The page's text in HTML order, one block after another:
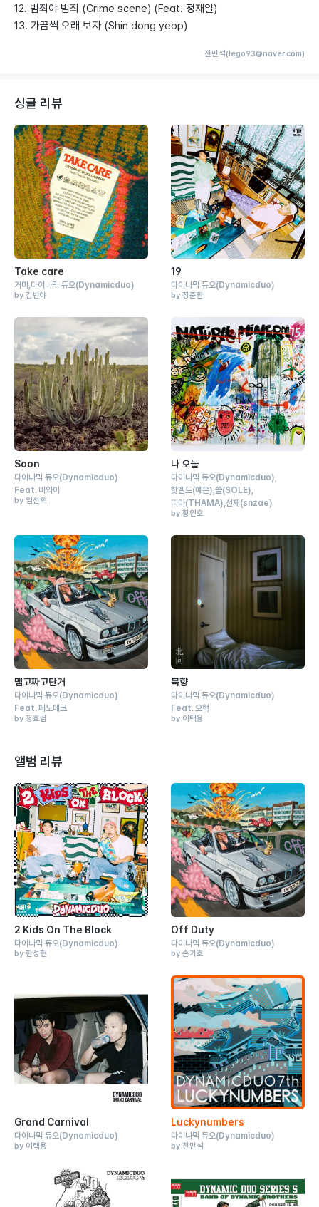
12. 범죄야 범죄 (Crime scene) (Feat. 정재일)
13. 가끔씩 오래 보자 (Shin dong yeop)
전민석(lego93@naver.com)
싱글 리뷰
Take care
거미 다이나믹 듀오(Dynamicduo)
by 김반야
19
다이나믹 듀오(Dynamicduo)
by 장준환
Soon
다이나믹 듀오(Dynamicduo)
Feat. 비와이
by 임선희
나 오늘
다이나믹 듀오(Dynamicduo)
핫펠트(예은) 쏠(SOLE)
따마(THAMA) 선재 (snzae)
by 황인호
맵고짜고단거
다이나믹 듀오(Dynamicduo)
Feat.페노메코
by 정효범
북향
다이나믹 듀오(Dynamicduo)
Feat.오혁
by 이택용
앨범 리뷰
2 Kids On The Block
다이나믹 듀오(Dynamicduo)
by 한성현
Off Duty
다이나믹 듀오(Dynamicduo)
by 손기호
Grand Carnival
다이나믹 듀오(Dynamicduo)
by 이택용
Luckynumbers
다이나믹 듀오(Dynamicduo)
by 전민석